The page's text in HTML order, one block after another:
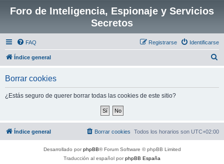
Foro de Inteligencia, Espionaje y Servicios
Secretos
FAQ Identificarse
Registrarse
Índice general
Borrar cookies
¿Estás seguro de querer borrar todas las cookies de este sitio?
Índice general Todos los horarios son UTC+02:00
Borrar cookies
Desarrollado porphpBB® Forum Software © phpBB Limited
Traducción al español porphpBB España